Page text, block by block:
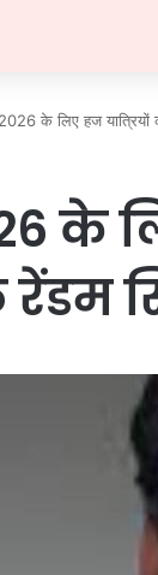
के लिए हज
के
रेंडम